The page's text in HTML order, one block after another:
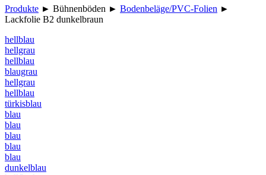
Produkte ► Bühnenböden ► Bodenbeläge/PVC-Folien ►
Lackfolie B2 dunkelbraun
hellblau
hellgrau
hellblau
blaugrau
hellgrau
hellblau
türkisblau
blau
blau
blau
blau
blau
dunkelblau